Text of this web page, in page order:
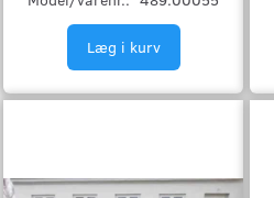
Læg i kurv